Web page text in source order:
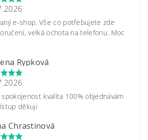
e-shop. Vše co potřebujete zde
velká ochota na telefonu. Moc
Rypková
kvalita 100% objednávám
děkuji
Chrastinová